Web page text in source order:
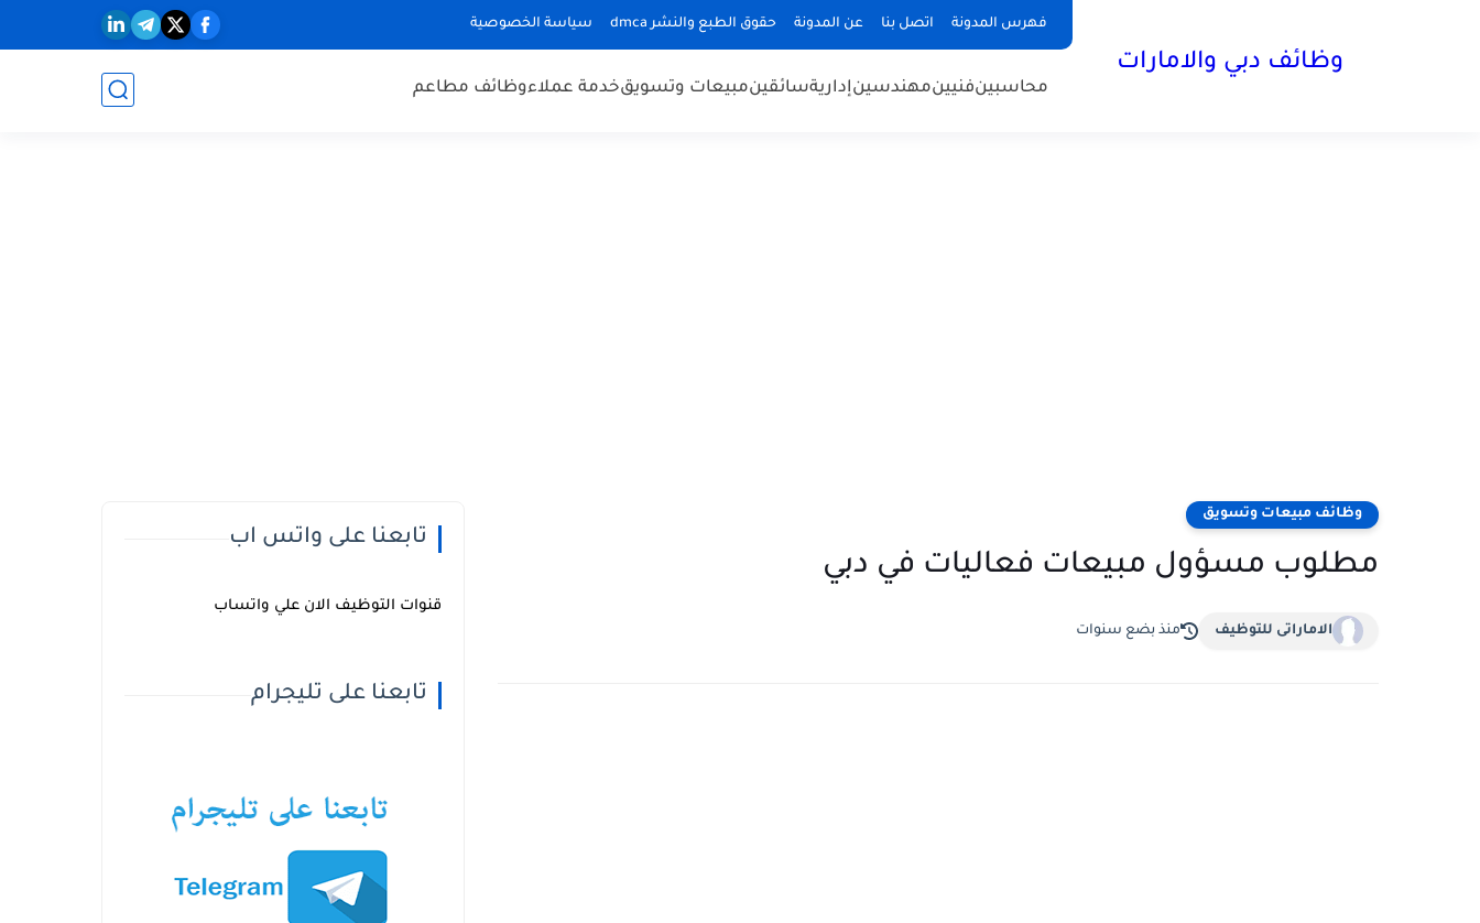
فهرس المدونة اتصل بنا عن المدونة حقوق الطبع والنشر dmca سياسة الخصوصية
وظائف دبي والامارات
محاسبينفنيينمهندسينإداريةسائقينمبيعات وتسويقخدمة عملاءوظائف مطاعم
وظائف مبيعات وتسويق
مطلوب مسؤول مبيعات فعاليات في دبي
الاماراتى للتوظيف منذ بضع سنوات
تابعنا على واتس اب
قنوات التوظيف الان علي واتساب
تابعنا على تليجرام